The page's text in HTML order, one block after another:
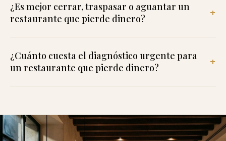
¿Es mejor cerrar, traspasar o aguantar un
restaurante que pierde dinero?
¿Cuánto cuesta el diagnóstico urgente para
un restaurante que pierde dinero?